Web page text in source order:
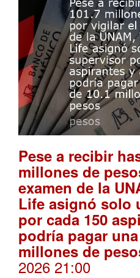
Pese a recibir
millones de
examen de la
Life asignó solo
por cada 150
podría pagar
millones de
2026 21:00